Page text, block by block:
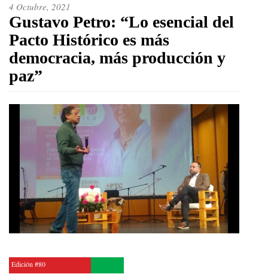
4 Octubre, 2021
Gustavo Petro: “Lo esencial del
Pacto Histórico es más
democracia, más producción y
paz”
Edición #80